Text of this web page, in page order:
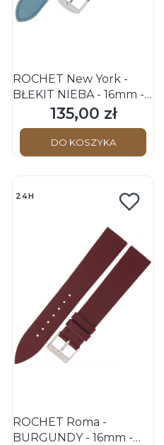
ROCHET New York -
BŁĘKIT NIEBA - 16mm -
Skórzany pasek do
zegarka
Cena
135,00 zł
DO KOSZYKA
24H
ROCHET Roma -
BURGUNDY - 16mm -